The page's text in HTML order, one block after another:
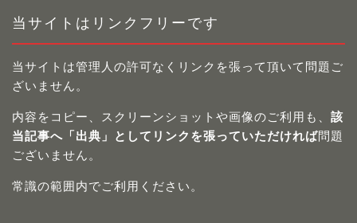
当サイトはリンクフリーです
当サイトは管理人の許可なくリンクを張って頂いて問題ご
ざいません。
内容をコピー、スクリーンショットや画像のご利用も、 該
当記事へ「出典」としてリンクを張っていただければ問題
ございません。
常識の範囲内でご利用ください。